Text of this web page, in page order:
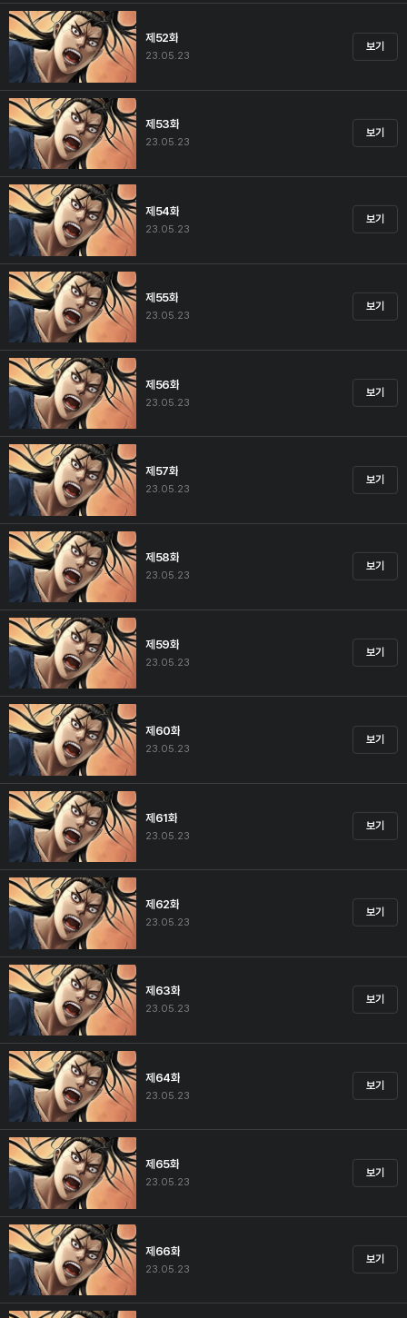
제52화
23.05.23
보기
제53화
23.05.23
보기
제54화
23.05.23
보기
제55화
23.05.23
보기
제56화
23.05.23
보기
제57화
23.05.23
보기
제58화
23.05.23
보기
제59화
23.05.23
보기
제60화
23.05.23
보기
제61화
23.05.23
보기
제62화
23.05.23
보기
제63화
23.05.23
보기
제64화
23.05.23
보기
제65화
23.05.23
보기
제66화
23.05.23
보기